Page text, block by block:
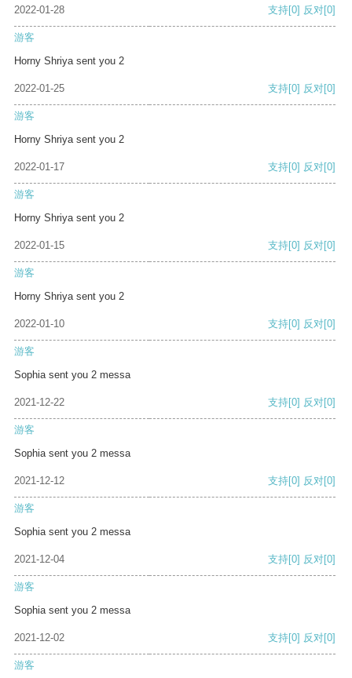
2022-01-28 支持[0] 反对[0]
游客
Horny Shriya sent you 2
2022-01-25 支持[0] 反对[0]
游客
Horny Shriya sent you 2
2022-01-17 支持[0] 反对[0]
游客
Horny Shriya sent you 2
2022-01-15 支持[0] 反对[0]
游客
Horny Shriya sent you 2
2022-01-10 支持[0] 反对[0]
游客
Sophia sent you 2 messa
2021-12-22 支持[0] 反对[0]
游客
Sophia sent you 2 messa
2021-12-12 支持[0] 反对[0]
游客
Sophia sent you 2 messa
2021-12-04 支持[0] 反对[0]
游客
Sophia sent you 2 messa
2021-12-02 支持[0] 反对[0]
游客